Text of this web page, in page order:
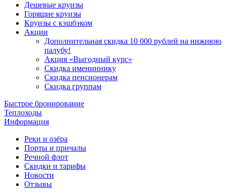
Дешевые круизы
Горящие круизы
Круизы с кэшбэком
Акции
Дополнительная скидка 10 000 рублей на нижнюю
палубу!
Акция «Выгодный курс»
Скидка имениннику
Скидка пенсионерам
Скидка группам
Быстрое бронирование
Теплоходы
Информация
Реки и озёра
Порты и причалы
Речной флот
Скидки и тарифы
Новости
Отзывы